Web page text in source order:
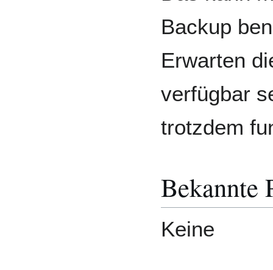
Backup
Erwarten
verfügbar
trotzdem
Bekannte
Keine